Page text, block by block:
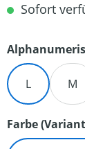
Sofort
L M
Farbe